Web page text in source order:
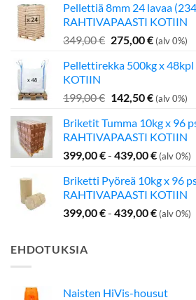
Pellettiä 8mm 24 lavaa
RAHTIVAPAASTI KOTIIN
349,00€ Alkuperäinen
oli:
275,00€Nykyinen
on:
(alv 0%)
Pellettirekka 500kg x
KOTIIN
199,00€ Alkuperäinen
oli:
199,00 €.
142,50€Nykyinen
on:
142,50 €.
(alv 0%)
Briketit Tumma 10kg x 96
RAHTIVAPAASTI KOTIIN
399,00€- 439,00€ (alv 0%)
Briketti Pyöreä 10kg x 96
RAHTIVAPAASTI KOTIIN
399,00€- 439,00€ (alv 0%)
EHDOTUKSIA
Naisten HiVis-housut